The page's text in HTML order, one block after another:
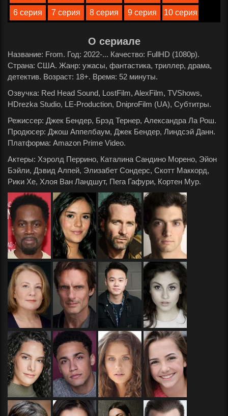
6 серия
7 серия 8 серия 9 серия 10 серия
О сериале
Название: From. Год: 2022-... Качество: FullHD (1080p).
Страна: США. Жанр: ужасы, фантастика, триллер, драма,
детектив. Возраст: 18+. Время: 52 минуты.
Озвучка: Red Head Sound, LostFilm, AlexFilm, TVShows,
HDrezka Studio, LE-Production, DniproFilm (UA), Субтитры.
Режиссер: Джек Бендер, Брэд Тернер, Александра Ла Рош.
Продюсер: Джош Аппелбаум, Джек Бендер, Линдсэй Данн.
Платформа: Amazon Prime Video.
Актеры: Хэролд Перрино, Каталина Сандино Морено, Эйон
Бэйли, Дэвид Алпей, Элизабет Сондерс, Скотт Маккорд,
Рики Хе, Хлоя Ван Ландшут, Пега Гафури, Кортен Мур.